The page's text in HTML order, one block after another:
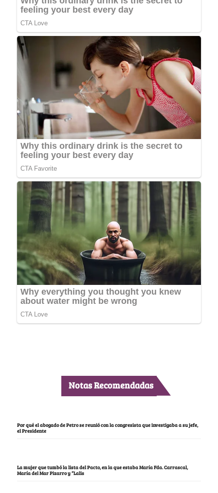
Notas Recomendadas
Por qué el abogado de Petro se reunió con la congresista que investigaba a su jefe,
el Presidente
La mujer que tumbó la lista del Pacto, en la que estaba María Fda. Carrascal,
María del Mar Pizarro y “Lalis